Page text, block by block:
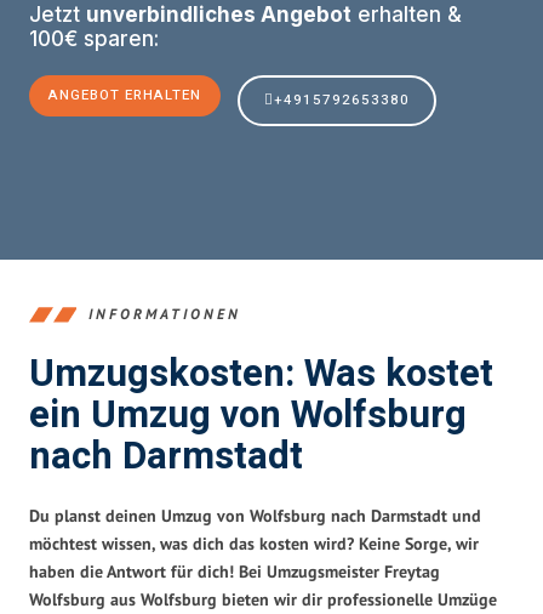
Jetzt unverbindliches Angebot erhalten &
100€ sparen:
ANGEBOT ERHALTEN +4915792653380
INFORMATIONEN
Umzugskosten: Was kostet
ein Umzug von Wolfsburg
nach Darmstadt
Du planst deinen Umzug von Wolfsburg nach Darmstadt und
möchtest wissen, was dich das kosten wird? Keine Sorge, wir
haben die Antwort für dich! Bei Umzugsmeister Freytag
Wolfsburg aus Wolfsburg bieten wir dir professionelle Umzüge